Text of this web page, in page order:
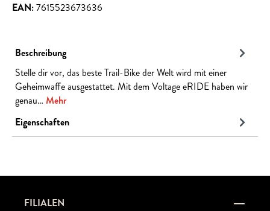
EAN:7615523673636
Beschreibung
Stelle dir vor, das beste Trail-Bike der Welt wird mit einer
Geheimwaffe ausgestattet. Mit dem Voltage eRIDE haben wir
genau… Mehr
Eigenschaften
FILIALEN